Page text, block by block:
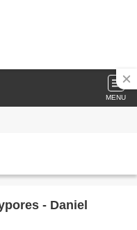
MENU
- Daniel